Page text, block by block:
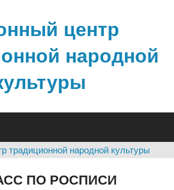
центр
народной
ПО РОСПИСИ